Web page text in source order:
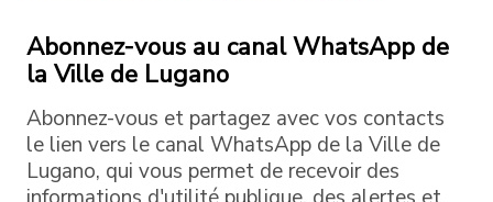
Abonnez-vous au canal WhatsApp de
la Ville de Lugano
Abonnez-vous et partagez avec vos contacts
le lien vers le canal WhatsApp de la Ville de
Lugano, qui vous permet de recevoir des